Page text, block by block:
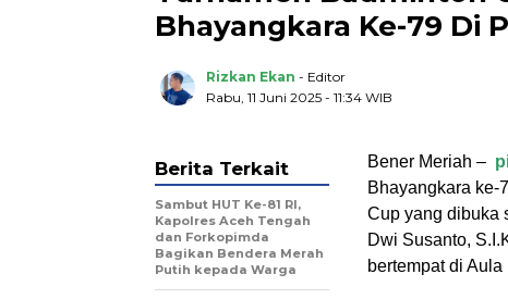
Bhayangkara Ke-79 Di
Rizkan Ekan - Editor
Rabu, 11 Juni 2025 - 11:34 WIB
Bener Meriah –
Bhayangkara ke-
Cup yang dibuka
Dwi Susanto,
bertempat di
Berita Terkait
Sambut HUT Ke-81 RI,
Kapolres Aceh Tengah
dan Forkopimda
Bagikan Bendera Merah
Putih kepada Warga